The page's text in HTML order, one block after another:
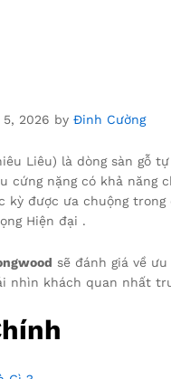
5, 2026 by Đinh Cường
Liêu) là dòng sàn gỗ
cứng nặng có khả
kỳ được ưa chuộng
Hiện đại .
sẽ đánh giá về
nhìn khách quan nhất